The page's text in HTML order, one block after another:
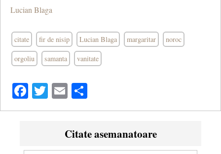
Lucian Blaga
citate fir de nisip Lucian Blaga margaritar noroc
orgoliu samanta vanitate
Facebook
Twitter
Email
Citate asemanatoare